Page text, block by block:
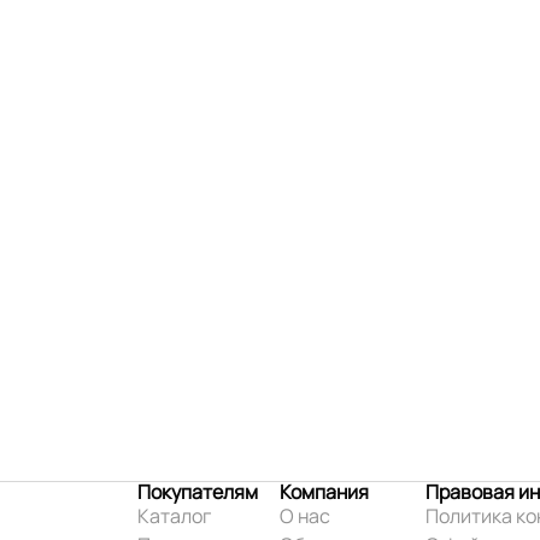
Покупателям
Каталог
Компания
О нас
Правовая
Политика